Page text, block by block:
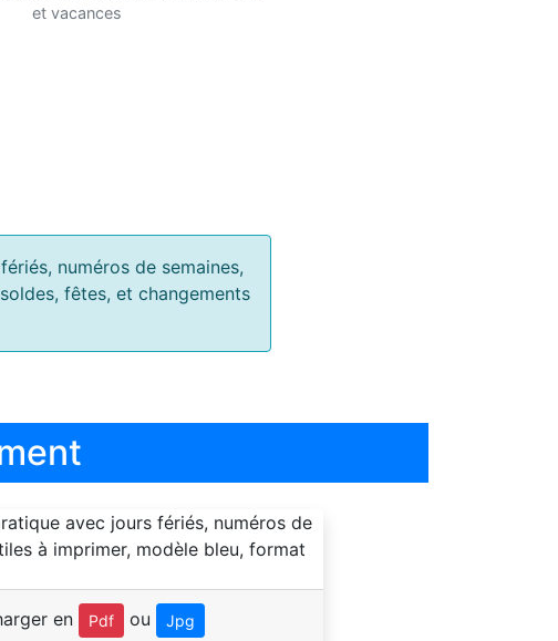
et vacances
numéros de semaines,
fêtes, et changements
en Pdf ou Jpg